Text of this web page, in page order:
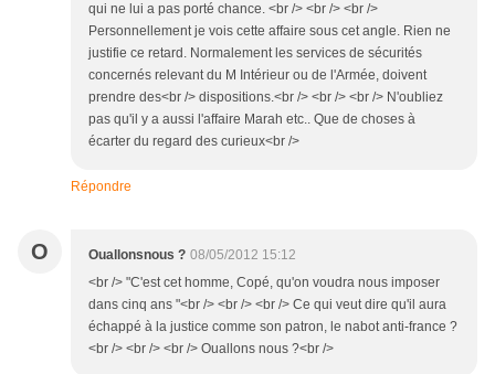
qui ne lui a pas porté chance. <br /> <br /> <br />
Personnellement je vois cette affaire sous cet angle. Rien ne
justifie ce retard. Normalement les services de sécurités
concernés relevant du M Intérieur ou de l'Armée, doivent
prendre des<br /> dispositions.<br /> <br /> <br /> N'oubliez
pas qu'il y a aussi l'affaire Marah etc.. Que de choses à
écarter du regard des curieux<br />
Répondre
O Ouallonsnous ? 08/05/2012 15:12
<br /> "C'est cet homme, Copé, qu'on voudra nous imposer
dans cinq ans "<br /> <br /> <br /> Ce qui veut dire qu'il aura
échappé à la justice comme son patron, le nabot anti-france ?
<br /> <br /> <br /> Ouallons nous ?<br />